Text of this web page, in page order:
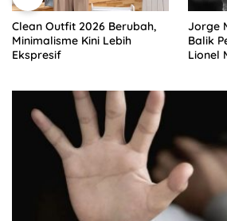
Clean Outfit 2026 Berubah,
Minimalisme Kini Lebih
Ekspresif
Jorge
Balik
Lionel